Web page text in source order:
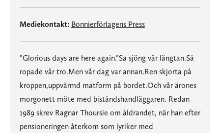
Mediekontakt: Bonnierförlagens Press
”Glorious days are here again.”Så sjöng vår längtan.Så
ropade vår tro.Men vår dag var annan.Ren skjorta på
kroppen,uppvärmd matform på bordet.Och vår ärones
morgonett möte med biståndshandläggaren. Redan
1989 skrev Ragnar Thoursie om åldrandet, när han efter
pensioneringen återkom som lyriker med